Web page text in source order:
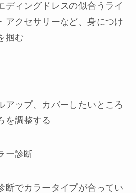
ディングドレスの似合うライ
アクセサリーなど、身につけ
掴む
アップ、カバーしたいところ
を調整する
ー診断
断でカラータイプが合ってい